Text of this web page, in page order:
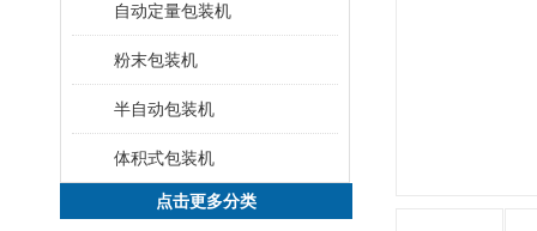
自动定量包装机
粉末包装机
半自动包装机
体积式包装机
点击更多分类